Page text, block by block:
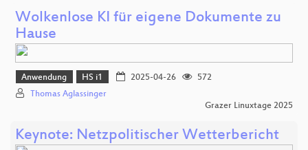
Wolkenlose KI für eigene Dokumente zu
Hause
Anwendung HS i1 2025-04-26
572
Thomas Aglassinger
Grazer Linuxtage 2025
Keynote: Netzpolitischer Wetterbericht